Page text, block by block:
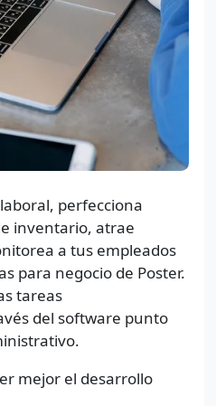
perfecciona
inventario, atrae
a tus empleados
para negocio de Poster.
tareas
del software punto
mejor el desarrollo